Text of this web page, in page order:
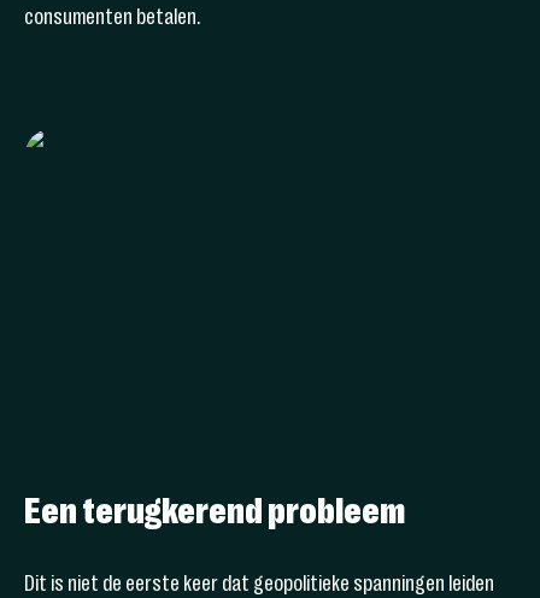
consumenten betalen.
Een terugkerend probleem
Dit is niet de eerste keer dat geopolitieke spanningen leiden